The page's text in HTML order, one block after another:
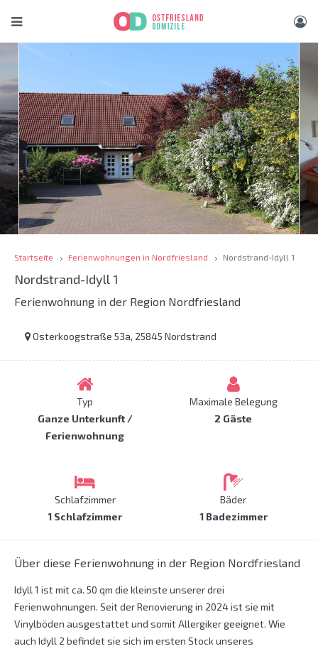
Startseite Ferienwohnungen in Nordfriesland Nordstrand-Idyll 1
Nordstrand-Idyll 1
Ferienwohnung in der Region Nordfriesland
Osterkoogstraße 53a, 25845 Nordstrand
Typ
Ganze Unterkunft /
Ferienwohnung
Maximale Belegung
2 Gäste
Schlafzimmer
1 Schlafzimmer
Bäder
1 Badezimmer
Über diese Ferienwohnung in der Region Nordfriesland
Idyll 1 ist mit ca. 50 qm die kleinste unserer drei
Ferienwohnungen. Seit der Renovierung in 2024 ist sie mit
Vinylböden ausgestattet und somit Allergiker geeignet. Wie
auch Idyll 2 befindet sie sich im ersten Stock unseres